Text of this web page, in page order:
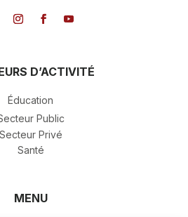
D’ACTIVITÉ
Éducation
Public
Secteur Privé
Santé
MENU